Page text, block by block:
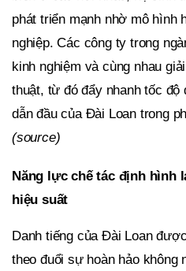
phát triển mạnh nhờ mô hình
nghiệp. Các công ty trong
kinh nghiệm và cùng nhau
thuật, từ đó đẩy nhanh tốc
dẫn đầu của Đài Loan trong
(source)
Năng lực chế tác định hình
hiệu suất
Danh tiếng của Đài Loan
theo đuổi sự hoàn hảo không